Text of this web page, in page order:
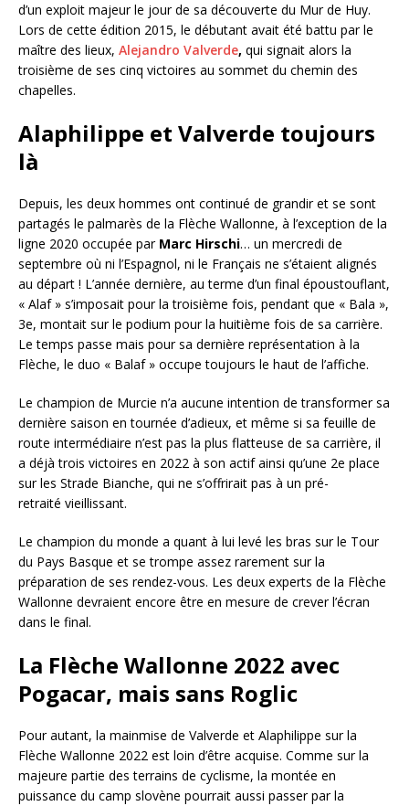
d’un exploit majeur le jour de sa découverte du Mur de Huy.
Lors de cette édition 2015, le débutant avait été battu par le
maître des lieux, Alejandro Valverde, qui signait alors la
troisième de ses cinq victoires au sommet du chemin des
chapelles.
Alaphilippe et Valverde toujours
là
Depuis, les deux hommes ont continué de grandir et se sont
partagés le palmarès de la Flèche Wallonne, à l’exception de la
ligne 2020 occupée par Marc Hirschi… un mercredi de
septembre où ni l’Espagnol, ni le Français ne s’étaient alignés
au départ ! L’année dernière, au terme d’un final époustouflant,
« Alaf » s’imposait pour la troisième fois, pendant que « Bala »,
3e, montait sur le podium pour la huitième fois de sa carrière.
Le temps passe mais pour sa dernière représentation à la
Flèche, le duo « Balaf » occupe toujours le haut de l’affiche.
Le champion de Murcie n’a aucune intention de transformer sa
dernière saison en tournée d’adieux, et même si sa feuille de
route intermédiaire n’est pas la plus flatteuse de sa carrière, il
a déjà trois victoires en 2022 à son actif ainsi qu’une 2e place
sur les Strade Bianche, qui ne s’offrirait pas à un pré-
retraité vieillissant.
Le champion du monde a quant à lui levé les bras sur le Tour
du Pays Basque et se trompe assez rarement sur la
préparation de ses rendez-vous. Les deux experts de la Flèche
Wallonne devraient encore être en mesure de crever l’écran
dans le final.
La Flèche Wallonne 2022 avec
Pogacar, mais sans Roglic
Pour autant, la mainmise de Valverde et Alaphilippe sur la
Flèche Wallonne 2022 est loin d’être acquise. Comme sur la
majeure partie des terrains de cyclisme, la montée en
puissance du camp slovène pourrait aussi passer par la